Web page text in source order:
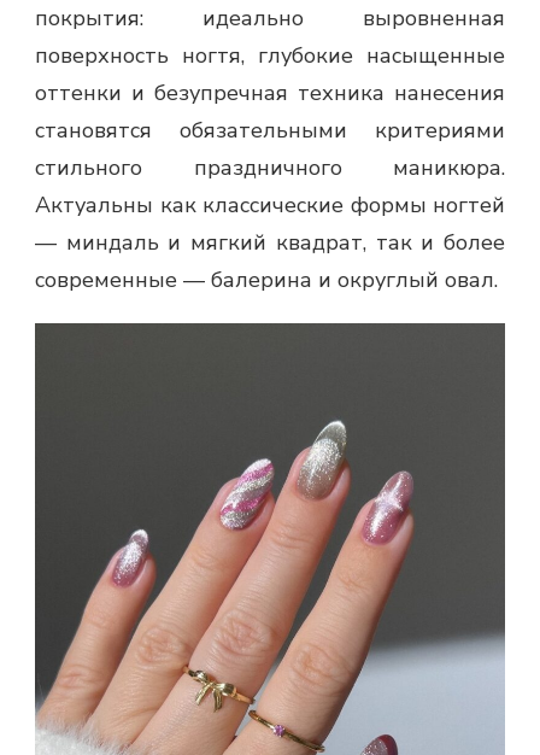
покрытия: идеально выровненная
поверхность ногтя, глубокие насыщенные
оттенки и безупречная техника нанесения
становятся обязательными критериями
стильного праздничного маникюра.
Актуальны как классические формы ногтей
— миндаль и мягкий квадрат, так и более
современные — балерина и округлый овал.